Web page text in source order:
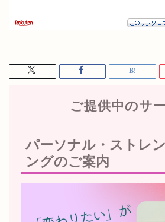
ご提供中のサ
パーソナル・ストレ
ングのご案内